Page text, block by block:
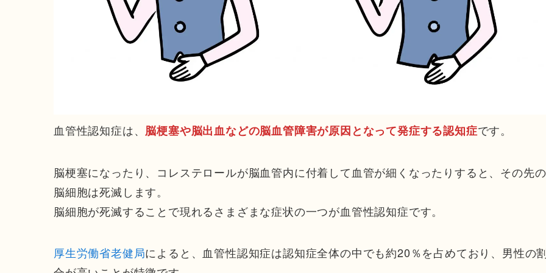
血管性認知症は、 脳梗塞や脳出血などの脳血管障害が原因となって発症する認知症です。
脳梗塞になったり、コレステロールが脳血管内に付着して血管が細くなったりすると、その先の
脳細胞は死滅します。
脳細胞が死滅することで現れるさまざまな症状の一つが血管性認知症です。
厚生労働省老健局によると、血管性認知症は認知症全体の中でも約20％を占めており、男性の